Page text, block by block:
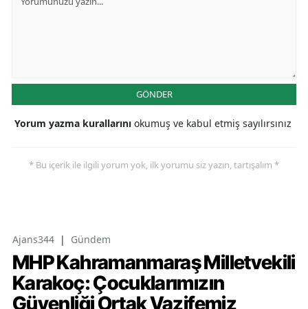
GÖNDER
Yorum yazma kurallarını okumuş ve kabul etmiş sayılırsınız
* Bu içerik ile ilgili yorum yok, ilk yorumu siz yazın, tartışalım *
Ajans344 | Gündem
MHP Kahramanmaraş Milletvekili
Karakoç: Çocuklarımızın
Güvenliği Ortak Vazifemiz